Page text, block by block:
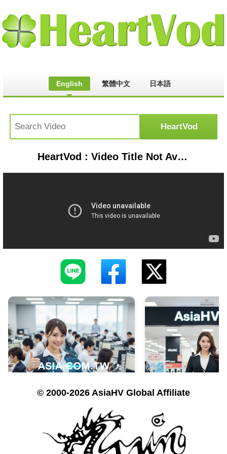
English 繁體中文 日本語
HeartVod : Video Title Not Available
© 2000-2026 AsiaHV Global Affiliate